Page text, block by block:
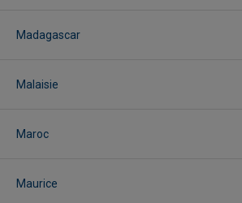
Madagascar
Malaisie
Maroc
Maurice